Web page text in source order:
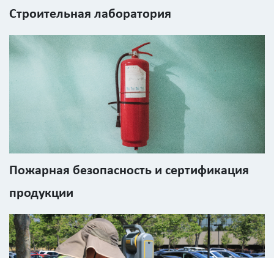
Строительная лаборатория
Пожарная безопасность и сертификация
продукции
детальный
Введите
код
Я согласен на
обработку
персональных